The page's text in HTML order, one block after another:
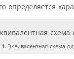
определяется
Эквивалентная схема